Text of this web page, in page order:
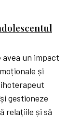
un impact
și
gestioneze
relațiile și să